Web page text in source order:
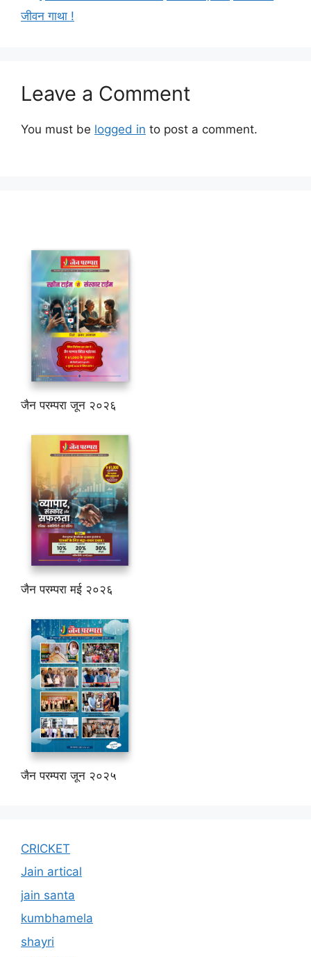
जीवन गाथा !
Leave a Comment
You must be logged in to post a comment.
जैन परम्परा जून २०२६
जैन परम्परा मई २०२६
जैन परम्परा जून २०२५
CRICKET
Jain artical
jain santa
kumbhamela
shayri